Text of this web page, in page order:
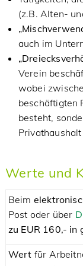
(z.B. Alten-
auch im
Verein
wobei
beschäftigten
besteht,
Werte und
Beim
Post oder über
zu EUR 160,-
Wert für